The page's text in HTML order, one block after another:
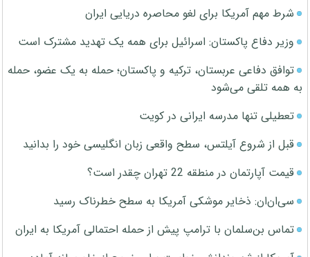
شرط مهم آمریکا برای لغو محاصره دریایی ایران
وزیر دفاع پاکستان: اسرائیل برای همه یک تهدید مشترک است
توافق دفاعی عربستان، ترکیه و پاکستان؛ حمله به یک عضو، حمله
به همه تلقی می‌شود
تعطیلی تنها مدرسه ایرانی در کویت
قبل از شروع آیلتس، سطح واقعی زبان انگلیسی خود را بدانید
قیمت آپارتمان در منطقه 22 تهران چقدر است؟
سی‌ان‌ان: ذخایر موشکی آمریکا به سطح خطرناک رسید
تماس بن‌سلمان با ترامپ پیش از حمله احتمالی آمریکا به ایران